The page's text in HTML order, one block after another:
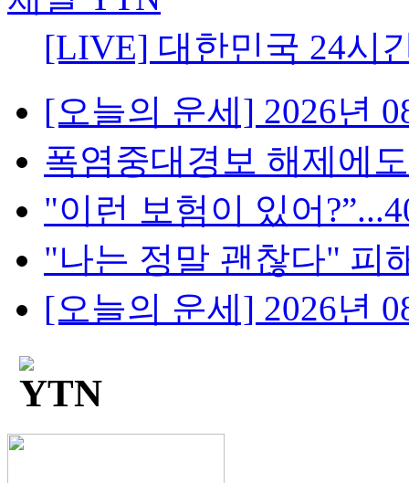
[LIVE] 대한민국 24시
[오늘의 운세] 2026년
폭염중대경보 해제에
"이런 보험이 있어
"나는 정말 괜찮다" 피
[오늘의 운세] 2026년